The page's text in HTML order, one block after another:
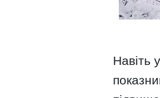
Навіть